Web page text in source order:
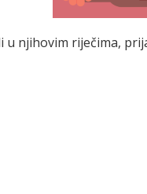
njihovim riječima,